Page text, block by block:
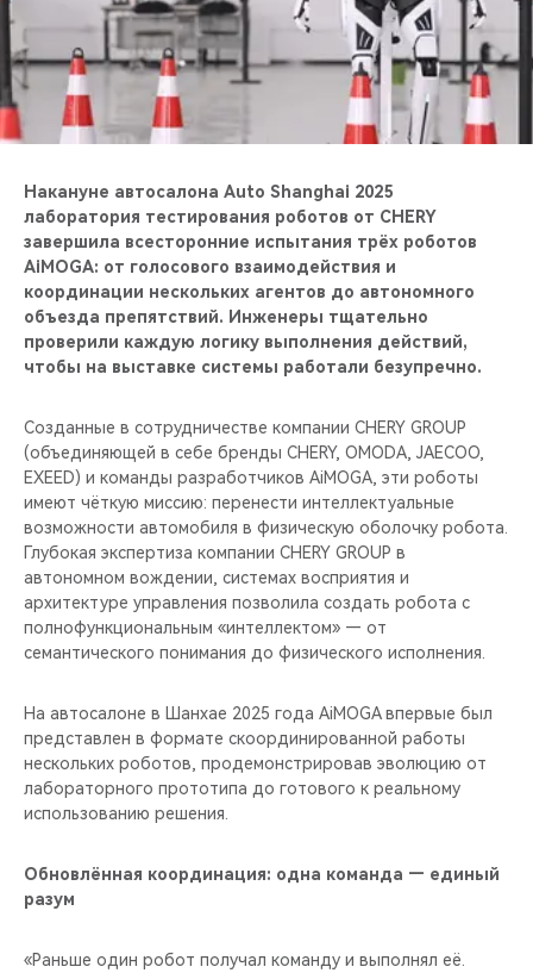
CHERY И СПОРТ
НАШИ МЕРОПРИЯТИЯ
ВИДЕООБЗОРЫ
CHERY ДЛЯ ДЕТЕЙ
Накануне автосалона Auto Shanghai 2025
лаборатория тестирования роботов от CHERY
завершила всесторонние испытания трёх роботов
AiMOGA: от голосового взаимодействия и
координации нескольких агентов до автономного
объезда препятствий. Инженеры тщательно
проверили каждую логику выполнения действий,
чтобы на выставке системы работали безупречно.
Созданные в сотрудничестве компании CHERY GROUP
(объединяющей в себе бренды CHERY, OMODA, JAECOO,
EXEED) и команды разработчиков AiMOGA, эти роботы
имеют чёткую миссию: перенести интеллектуальные
возможности автомобиля в физическую оболочку робота.
Глубокая экспертиза компании CHERY GROUP в
автономном вождении, системах восприятия и
архитектуре управления позволила создать робота с
полнофункциональным «интеллектом» — от
семантического понимания до физического исполнения.
На автосалоне в Шанхае 2025 года AiMOGA впервые был
представлен в формате скоординированной работы
нескольких роботов, продемонстрировав эволюцию от
лабораторного прототипа до готового к реальному
использованию решения.
Обновлённая координация: одна команда — единый
разум
«Раньше один робот получал команду и выполнял её.